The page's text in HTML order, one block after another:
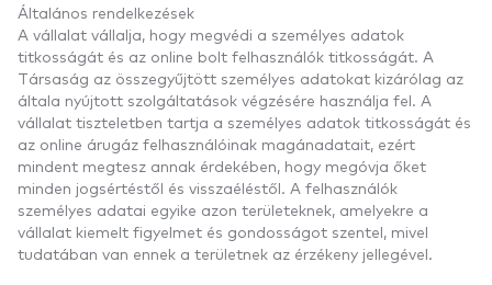
Általános rendelkezések
A vállalat vállalja, hogy megvédi a személyes adatok
titkosságát és az online bolt felhasználók titkosságát. A
Társaság az összegyűjtött személyes adatokat kizárólag az
általa nyújtott szolgáltatások végzésére használja fel. A
vállalat tiszteletben tartja a személyes adatok titkosságát és
az online árugáz felhasználóinak magánadatait, ezért
mindent megtesz annak érdekében, hogy megóvja őket
minden jogsértéstől és visszaéléstől. A felhasználók
személyes adatai egyike azon területeknek, amelyekre a
vállalat kiemelt figyelmet és gondosságot szentel, mivel
tudatában van ennek a területnek az érzékeny jellegével.